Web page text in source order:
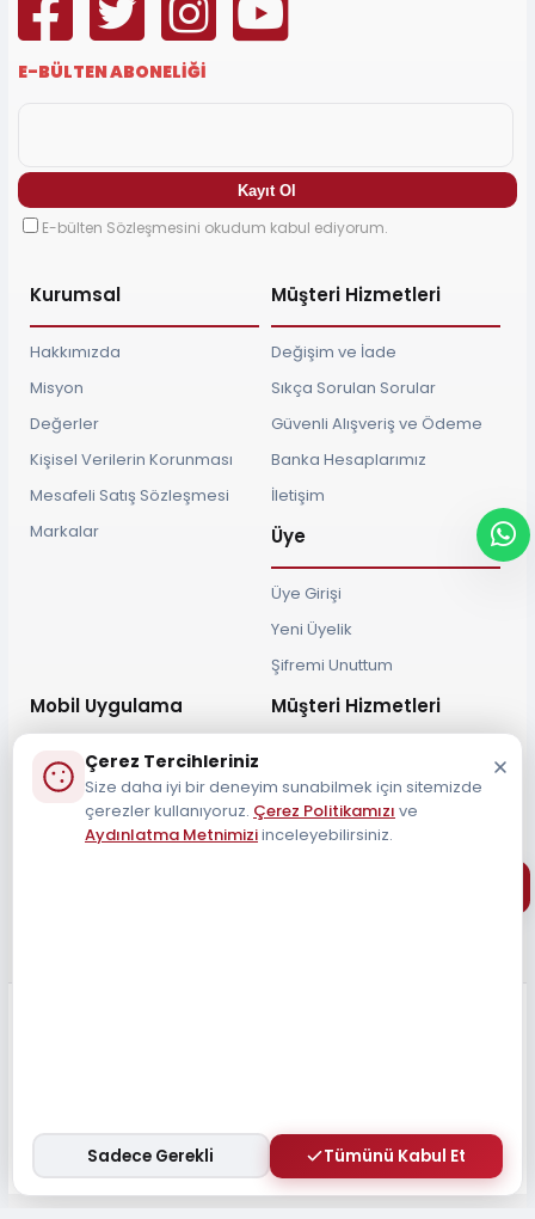
E-BÜLTEN ABONELİĞİ
E-bülten Sözleşmesini okudum kabul ediyorum.
Kurumsal
Hakkımızda
Misyon
Değerler
Kişisel Verilerin Korunması
Mesafeli Satış Sözleşmesi
Markalar
Müşteri Hizmetleri
Değişim ve İade
Sıkça Sorulan Sorular
Güvenli Alışveriş ve Ödeme
Banka Hesaplarımız
İletişim
Üye
Üye Girişi
Yeni Üyelik
Şifremi Unuttum
Mobil Uygulama Müşteri Hizmetleri
Müşteri Destek Hattı
Çerez Tercihleriniz
Size daha iyi bir deneyim sunabilmek için sitemizde
çerezler kullanıyoruz. Çerez Politikamızı ve
Aydınlatma Metnimiziinceleyebilirsiniz.
Sadece Gerekli Tümünü Kabul Et